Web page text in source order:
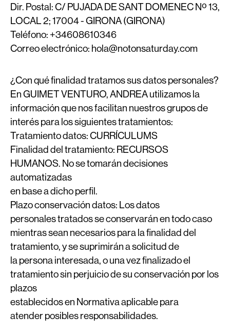
Dir. Postal:C/ PUJADA DE SANT DOMENEC Nº 13,
LOCAL 2; 17004 - GIRONA (GIRONA)
Teléfono: +34608610346
Correo electrónico: hola@notonsaturday.com
¿Con qué finalidad tratamos sus datos personales?
En GUIMET VENTURO, ANDREA utilizamos la
información que nos facilitan nuestros grupos de
interés para los siguientes tratamientos:
Tratamiento datos:CURRÍCULUMS
Finalidad del tratamiento: RECURSOS
HUMANOS. No se tomarán decisiones
automatizadas
en base a dicho perfil.
Plazo conservación datos: Los datos
personales tratados se conservarán en todo caso
mientras sean necesarios para la finalidad del
tratamiento, y se suprimirán a solicitud de
la persona interesada, o una vez finalizado el
tratamiento sin perjuicio de su conservación por los
plazos
establecidos en Normativa aplicable para
atender posibles responsabilidades.